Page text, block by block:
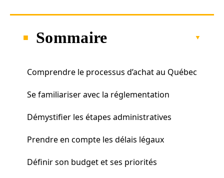
Sommaire
Comprendre le processus d’achat au Québec
Se familiariser avec la réglementation
Démystifier les étapes administratives
Prendre en compte les délais légaux
Définir son budget et ses priorités